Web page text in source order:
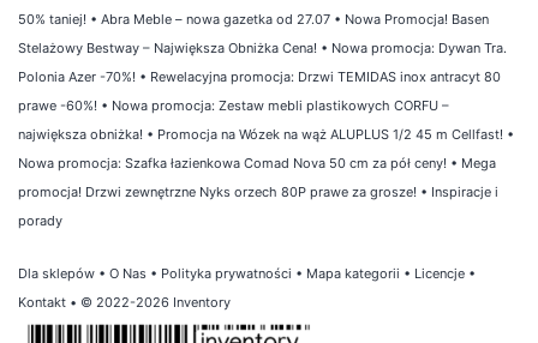
50% taniej! • Abra Meble – nowa gazetka od 27.07 • Nowa Promocja! Basen
Stelażowy Bestway – Największa Obniżka Cena! • Nowa promocja: Dywan Tra.
Polonia Azer -70%! • Rewelacyjna promocja: Drzwi TEMIDAS inox antracyt 80
prawe -60%! • Nowa promocja: Zestaw mebli plastikowych CORFU –
największa obniżka! • Promocja na Wózek na wąż ALUPLUS 1/2 45 m Cellfast! •
Nowa promocja: Szafka łazienkowa Comad Nova 50 cm za pół ceny! • Mega
promocja! Drzwi zewnętrzne Nyks orzech 80P prawe za grosze! • Inspiracje i
porady
Dla sklepów • O Nas • Polityka prywatności • Mapa kategorii • Licencje •
Kontakt • © 2022-2026 Inventory